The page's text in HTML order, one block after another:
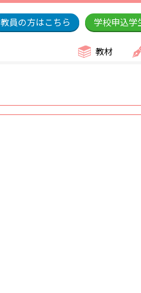
教員の方はこちら 学校申込学
教材